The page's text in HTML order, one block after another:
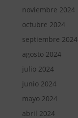
noviembre 2024
octubre 2024
septiembre 2024
agosto 2024
julio 2024
junio 2024
mayo 2024
abril 2024